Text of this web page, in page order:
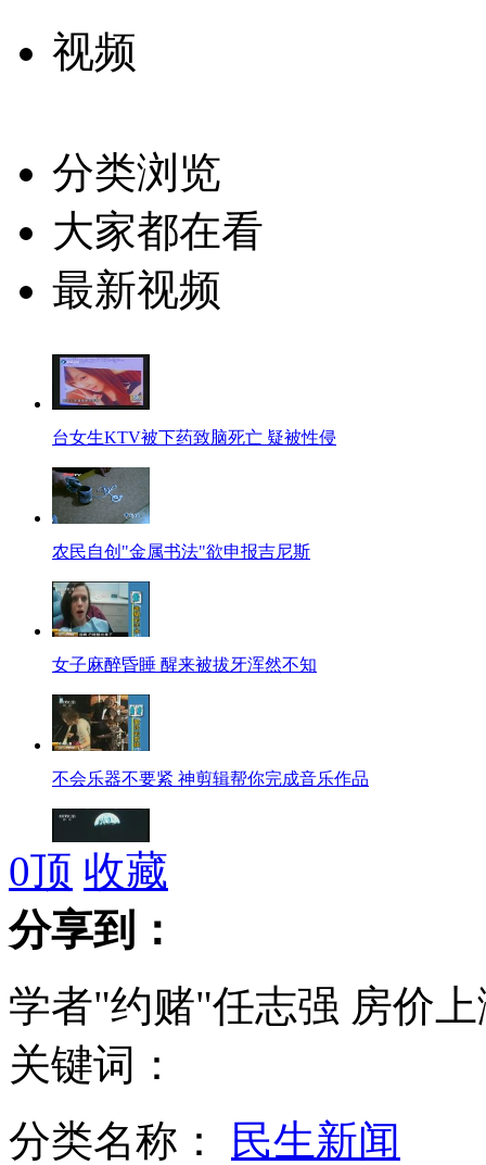
视频
分类浏览
大家都在看
最新视频
台女生KTV被下药致脑死亡 疑被性侵
农民自创"金属书法"欲申报吉尼斯
女子麻醉昏睡 醒来被拔牙浑然不知
不会乐器不要紧 神剪辑帮你完成音乐作品
美曾计划在月球引爆核弹显军事实力
格兰仕曝滚筒洗衣机出口600国内卖3千
中国最高审判机关首度开门迎网友
0顶 收藏
分享到：
学者"约赌"任志强 房价
关键词：
分类名称：
民生新闻